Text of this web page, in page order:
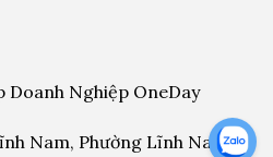
Doanh Nghiệp OneDay
Nam, Phường Lĩnh Nam,